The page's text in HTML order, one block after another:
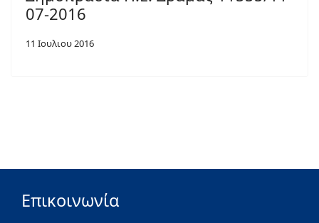
07-2016
11 Ιουλιου 2016
Επικοινωνία